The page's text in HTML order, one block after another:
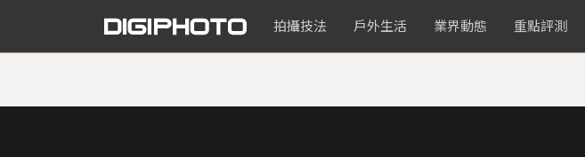
拍攝技法 戶外生活 業界動態 重點評測